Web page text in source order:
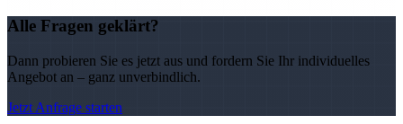
Alle Fragen geklärt?
Dann probieren Sie es jetzt aus und fordern Sie Ihr individuelles
Angebot an – ganz unverbindlich.
Jetzt Anfrage starten